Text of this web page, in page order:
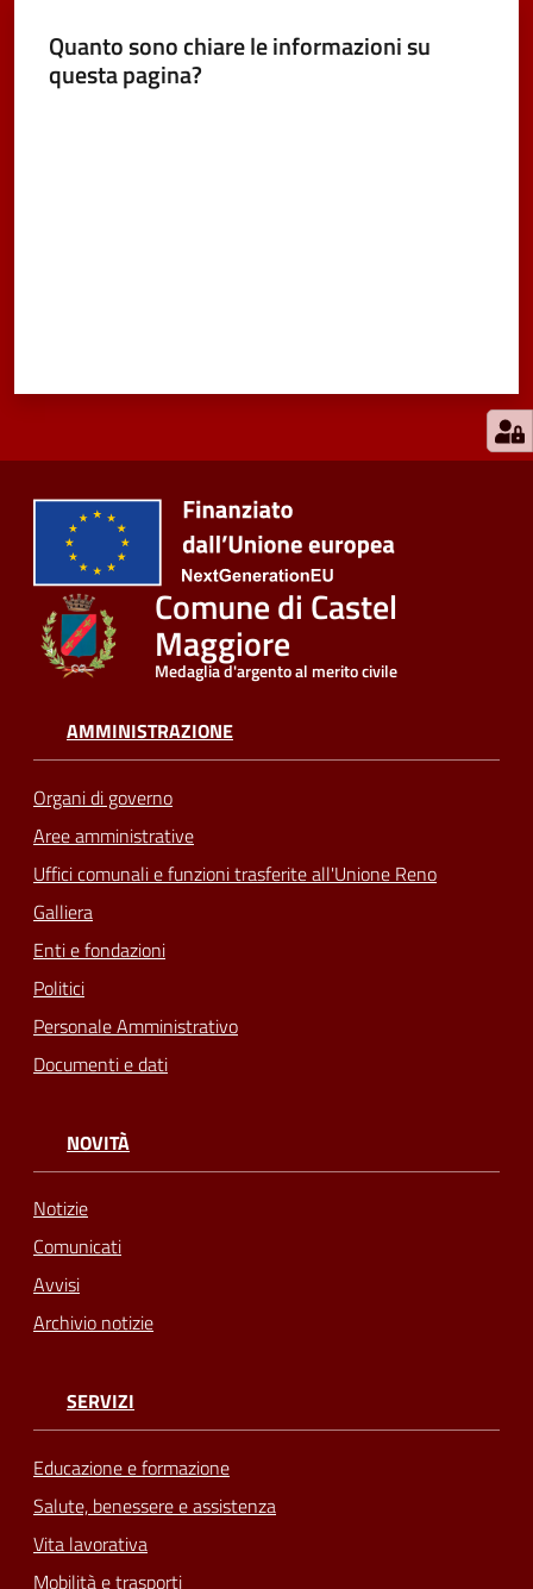
Quanto sono chiare le informazioni su
questa pagina?
Comune di Castel
Maggiore
Medaglia d'argento al merito civile
AMMINISTRAZIONE
Organi di governo
Aree amministrative
Uffici comunali e funzioni trasferite all'Unione Reno
Galliera
Enti e fondazioni
Politici
Personale Amministrativo
Documenti e dati
NOVITÀ
Notizie
Comunicati
Avvisi
Archivio notizie
SERVIZI
Educazione e formazione
Salute, benessere e assistenza
Vita lavorativa
Mobilità e trasporti